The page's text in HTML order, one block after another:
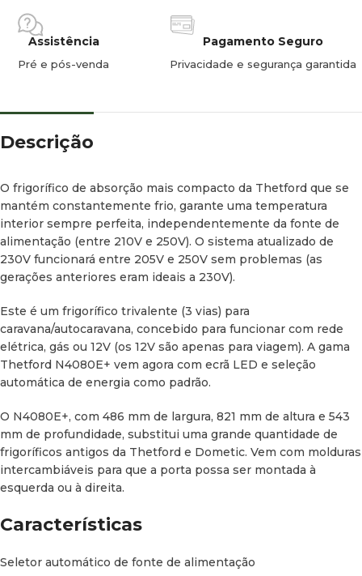
Tranca de segurança para porta fechada
Grande e espaçoso
Especificações
Painel de controlo:LED
Largura 486 x Profundidade 543 mm
Forma da porta:Moldura plana 30 mm
Tipo de dobradiça da porta:A porta do frigorífico pode ser
*Consumo de energia :2,4 kWh/24h
*Consumo de energia a gás :240 g/24h
automática
Volume do congelador:10 L
Assistência
Pré e pós-venda
Pagamento Seguro
Privacidade e segurança garantida
Descrição
O frigorífico de absorção mais compacto da Thetford que se
mantém constantemente frio, garante uma temperatura
interior sempre perfeita, independentemente da fonte de
alimentação (entre 210V e 250V). O sistema atualizado de
230V funcionará entre 205V e 250V sem problemas (as
gerações anteriores eram ideais a 230V).
Este é um frigorífico trivalente (3 vias) para
caravana/autocaravana, concebido para funcionar com rede
elétrica, gás ou 12V (os 12V são apenas para viagem). A gama
Thetford N4080E+ vem agora com ecrã LED e seleção
automática de energia como padrão.
O N4080E+, com 486 mm de largura, 821 mm de altura e 543
mm de profundidade, substitui uma grande quantidade de
frigoríficos antigos da Thetford e Dometic. Vem com molduras
intercambiáveis para que a porta possa ser montada à
esquerda ou à direita.
Características
Seletor automático de fonte de alimentação